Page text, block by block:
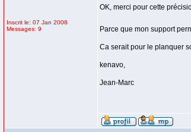
Inscrit le: 07 Jan 2008
Messages: 9
OK, merci pour cette
Parce que mon support
Ca serait pour le planquer
kenavo,
Jean-Marc